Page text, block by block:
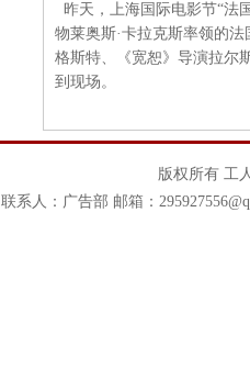
昨天，上海国际电影节“法
物莱奥斯·卡拉克斯率领的
格斯特、《宽恕》导演拉尔
到现场。
版权所有 工
联系人：广告部 邮箱：